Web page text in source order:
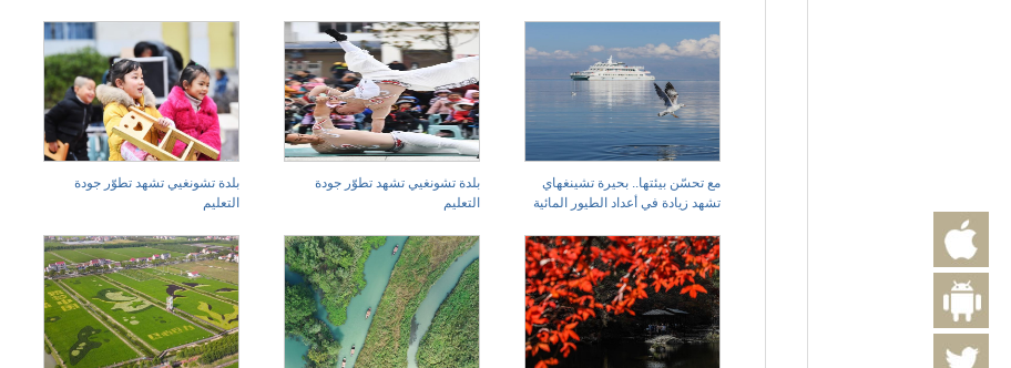
بلدة تشونغيي تشهد تطوّر جودة
التعليم
بلدة تشونغيي تشهد تطوّر جودة
التعليم
مع تحسّن بيئتها.. بحيرة تشينغهاي
تشهد زيادة في أعداد الطيور المائية